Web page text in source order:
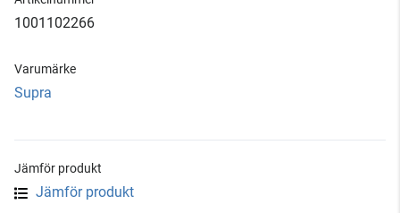
1001102266
Varumärke
Supra
Jämför produkt
Jämför produkt